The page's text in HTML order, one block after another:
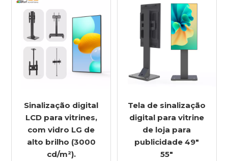
Sinalização digital
LCD para vitrines,
com vidro LG de
alto brilho (3000
cd/m²).
Tela de sinalização
digital para vitrine
de loja para
publicidade 49"
55"